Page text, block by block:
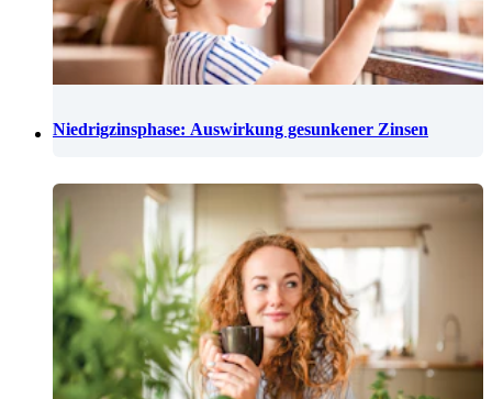
Niedrigzinsphase: Auswirkung gesunkener Zinsen